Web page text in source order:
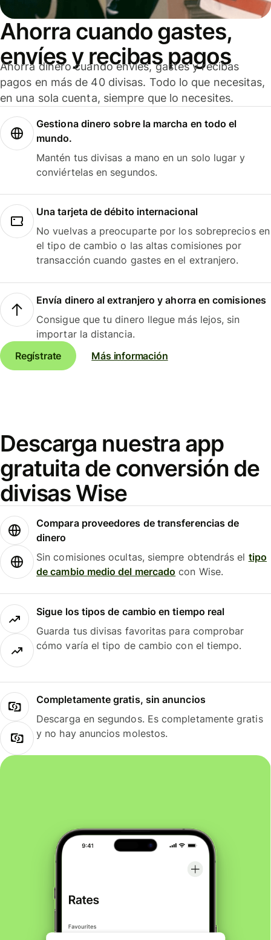
Ahorra cuando gastes,
envíes y recibas pagos
Ahorra dinero cuando envíes, gastes y recibas
pagos en más de 40 divisas. Todo lo que necesitas,
en una sola cuenta, siempre que lo necesites.
Gestiona dinero sobre la marcha en todo el
mundo.
Mantén tus divisas a mano en un solo lugar y
conviértelas en segundos.
Una tarjeta de débito internacional
No vuelvas a preocuparte por los sobreprecios en
el tipo de cambio o las altas comisiones por
transacción cuando gastes en el extranjero.
Envía dinero al extranjero y ahorra en comisiones
Consigue que tu dinero llegue más lejos, sin
importar la distancia.
Regístrate
Más información
Descarga nuestra app
gratuita de conversión de
divisas Wise
Compara proveedores de transferencias de
dinero
Sin comisiones ocultas, siempre obtendrás el tipo
de cambio medio del mercado con Wise.
Sigue los tipos de cambio en tiempo real
Guarda tus divisas favoritas para comprobar
cómo varía el tipo de cambio con el tiempo.
Completamente gratis, sin anuncios
Descarga en segundos. Es completamente gratis
y no hay anuncios molestos.